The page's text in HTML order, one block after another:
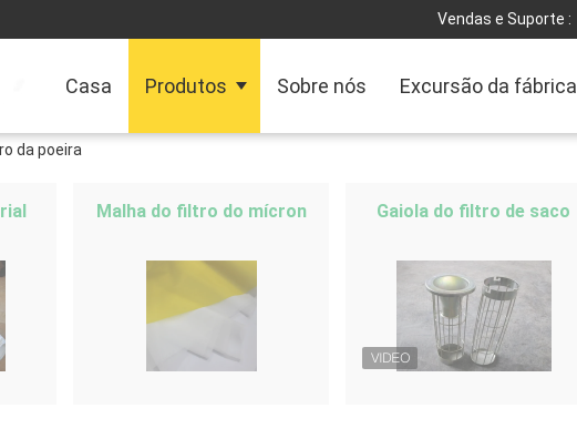
Vendas e Suporte :
Casa Produtos Sobre nós Excursão da fábrica
da poeira
Malha do filtro do mícron Gaiola do filtro de saco